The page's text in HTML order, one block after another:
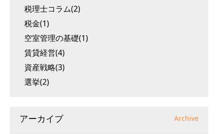
税理士コラム(2)
税金(1)
空室管理の基礎(1)
賃貸経営(4)
資産戦略(3)
選挙(2)
アーカイブ Archive